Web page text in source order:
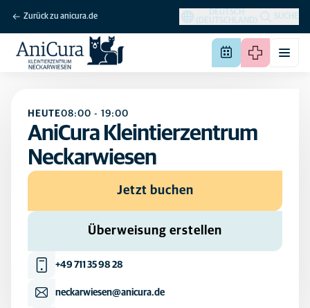
Zurück zu anicura.de
DEUTSCH
(DEUTSCHLAND)
SUCHE
HEUTE08:00 - 19:00
AniCura Kleintierzentrum
Neckarwiesen
Jetzt buchen
Überweisung erstellen
+49 711 35 98 28
neckarwiesen@anicura.de